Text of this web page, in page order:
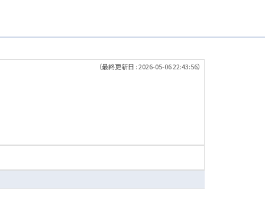
（最終更新日 : 2026-05-06 22:43:56）